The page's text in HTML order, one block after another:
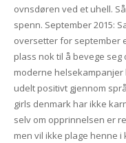
ovnsdøren ved et uhell.
spenn. September 2015:
oversetter for september
plass nok til å bevege
moderne
udelt positivt gjennom
girls denmark har ikke
selv om opprinnelsen er
men vil ikke plage henne i